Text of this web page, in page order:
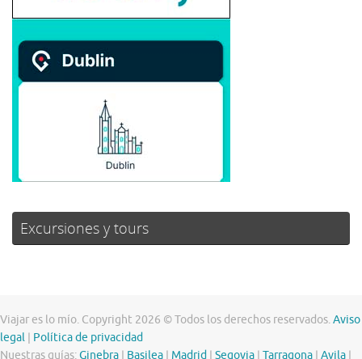
Excursiones y tours
Viajar es lo mío. Copyright 2026 © Todos los derechos reservados.Aviso
legal
Política de privacidad
Nuestras guías:Ginebra Basilea Madrid Segovia Tarragona Avila